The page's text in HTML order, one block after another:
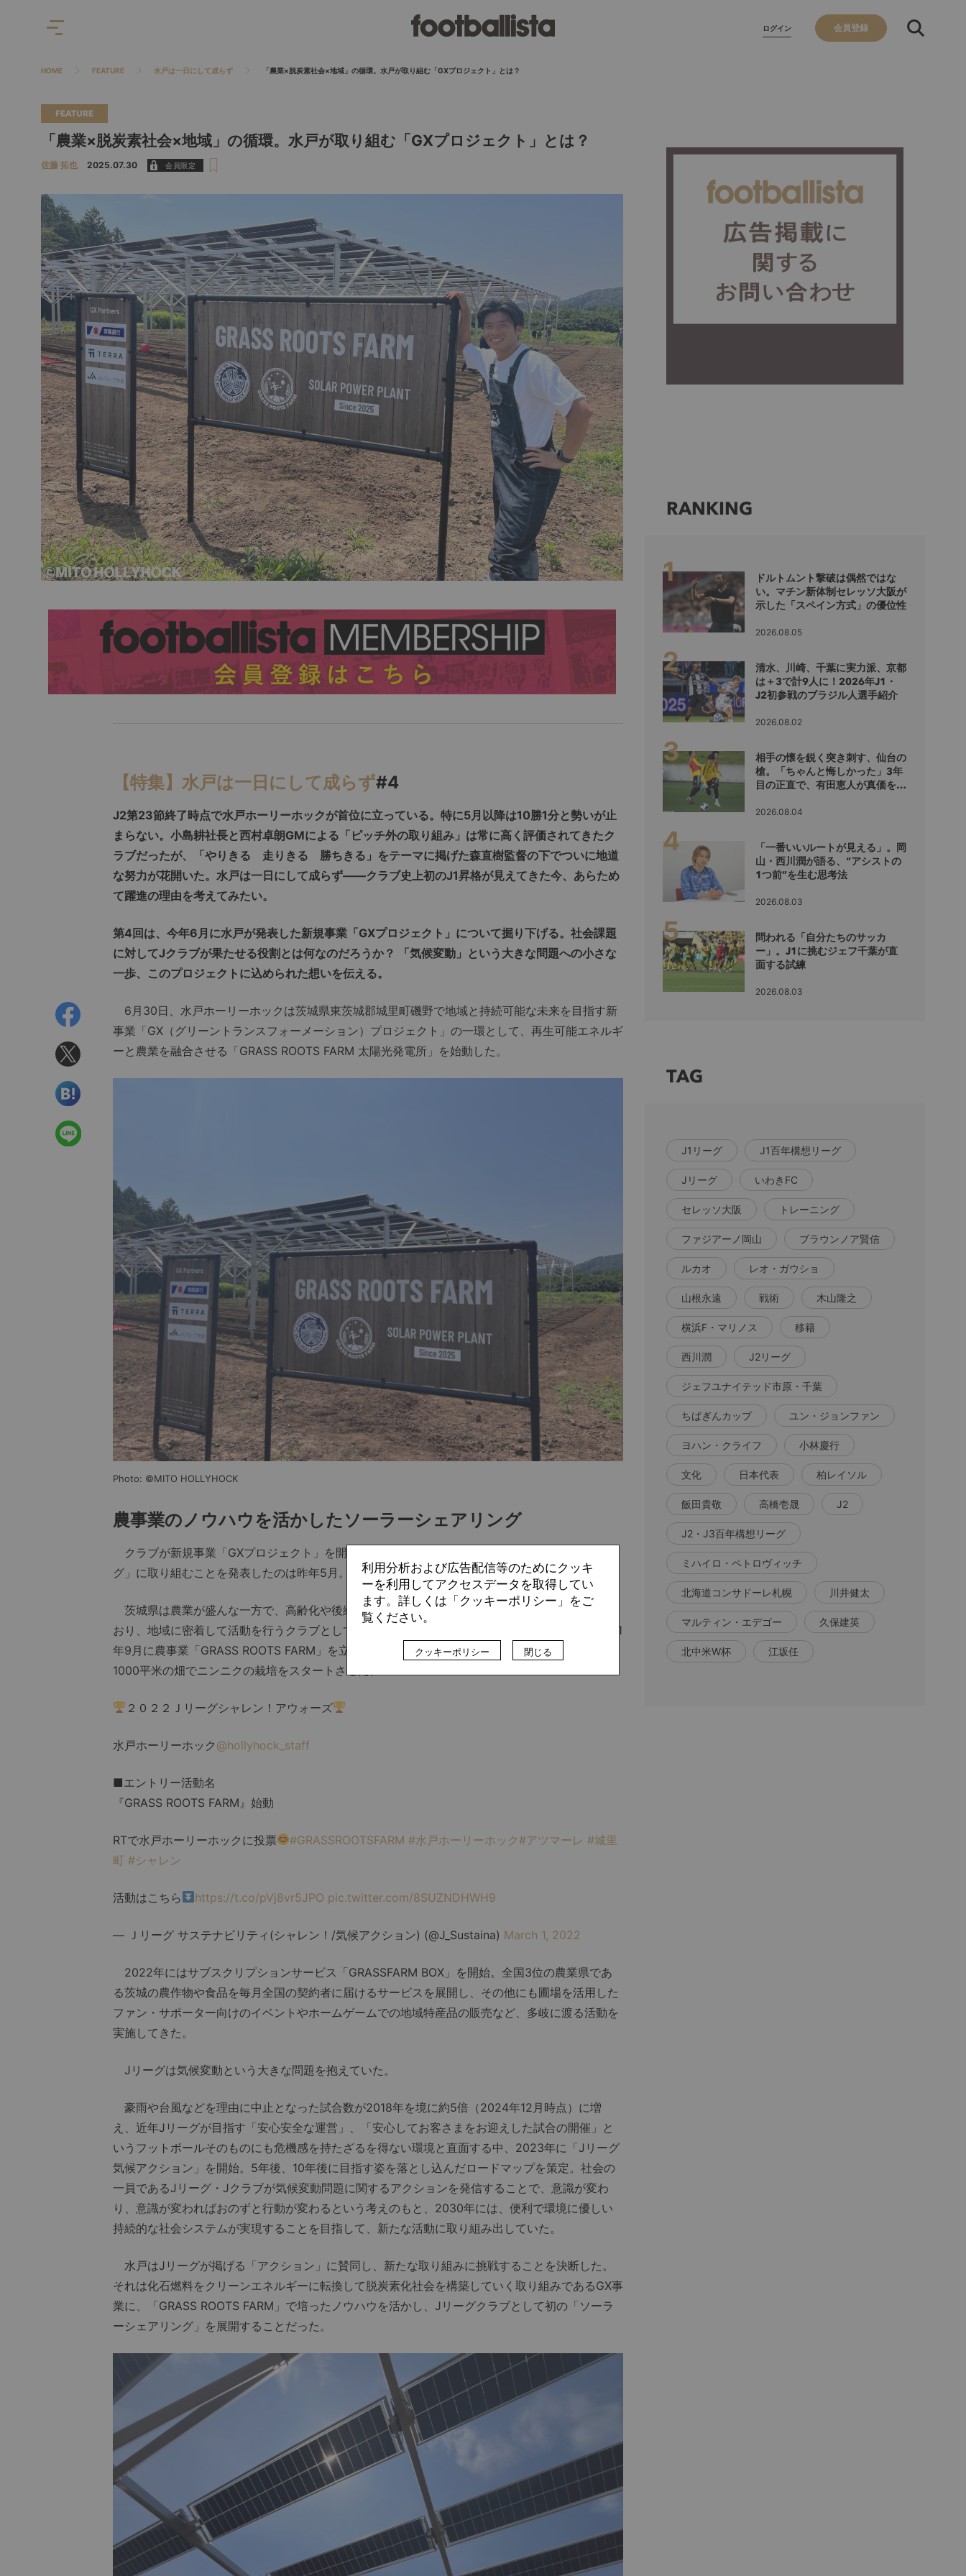
ログイン 会員登録
HOME FEATURE 水戸は一日にして成らず 「農業×脱炭素社会×地域」の循環。水戸が取り組む「GXプロジェクト」とは？
FEATURE
「農業×脱炭素社会×地域」の循環。水戸が取り組む「GXプロジェクト」とは？
佐藤 拓也 2025.07.30
【特集】水戸は一日にして成らず#4
J2第23節終了時点で水戸ホーリーホックが首位に立っている。特に5月以降は10勝1分と勢いが止
まらない。小島耕社長と西村卓朗GMによる「ピッチ外の取り組み」は常に高く評価されてきたク
ラブだったが、「やりきる 走りきる 勝ちきる」をテーマに掲げた森直樹監督の下でついに地道
な努力が花開いた。水戸は一日にして成らず――クラブ史上初のJ1昇格が見えてきた今、あらため
て躍進の理由を考えてみたい。
第4回は、今年6月に水戸が発表した新規事業「GXプロジェクト」について掘り下げる。社会課題
に対してJクラブが果たせる役割とは何なのだろうか？ 「気候変動」という大きな問題への小さな
一歩、このプロジェクトに込められた想いを伝える。
6月30日、水戸ホーリーホックは茨城県東茨城郡城里町磯野で地域と持続可能な未来を目指す新
事業「GX（グリーントランスフォーメーション）プロジェクト」の一環として、再生可能エネルギ
ーと農業を融合させる「GRASS ROOTS FARM 太陽光発電所」を始動した。
Photo: ©MITO HOLLYHOCK
農事業のノウハウを活かしたソーラーシェアリング
クラブが新規事業「GXプロジェクト」を開始し、Jリーグクラブ初となる「ソーラーシェアリン
グ」に取り組むことを発表したのは昨年5月。
茨城県は農業が盛んな一方で、高齢化や後継者不足による耕作放棄地の増加という課題も抱えて
おり、地域に密着して活動を行うクラブとして、農業を広め、農業の良さを伝えていくために2021
年9月に農事業「GRASS ROOTS FARM」を立ち上げた。そして、ホームタウンである城里町の約
1000平米の畑でニンニクの栽培をスタートさせた。
２０２２Ｊリーグシャレン！アウォーズ
水戸ホーリーホック @hollyhock_staff
■エントリー活動名
『GRASS ROOTS FARM』始動
RTで水戸ホーリーホックに投票 #GRASSROOTSFARM #水戸ホーリーホック#アツマーレ #城里
町 #シャレン
活動はこちら https://t.co/pVj8vr5JPO pic.twitter.com/8SUZNDHWH9
— Ｊリーグ サステナビリティ(シャレン！/気候アクション) (@J_Sustaina) March 1, 2022
2022年にはサブスクリプションサービス「GRASSFARM BOX」を開始。全国3位の農業県であ
る茨城の農作物や食品を毎月全国の契約者に届けるサービスを展開し、その他にも圃場を活用した
ファン・サポーター向けのイベントやホームゲームでの地域特産品の販売など、多岐に渡る活動を
実施してきた。
Jリーグは気候変動という大きな問題を抱えていた。
豪雨や台風などを理由に中止となった試合数が2018年を境に約5倍（2024年12月時点）に増
え、近年Jリーグが目指す「安心安全な運営」、「安心してお客さまをお迎えした試合の開催」と
いうフットボールそのものにも危機感を持たざるを得ない環境と直面する中、2023年に「Jリーグ
気候アクション」を開始。5年後、10年後に目指す姿を落とし込んだロードマップを策定。社会の
一員であるJリーグ・Jクラブが気候変動問題に関するアクションを発信することで、意識が変わ
り、意識が変わればおのずと行動が変わるという考えのもと、2030年には、便利で環境に優しい
持続的な社会システムが実現することを目指して、新たな活動に取り組み出していた。
水戸はJリーグが掲げる「アクション」に賛同し、新たな取り組みに挑戦することを決断した。
それは化石燃料をクリーンエネルギーに転換して脱炭素化社会を構築していく取り組みであるGX事
業に、「GRASS ROOTS FARM」で培ったノウハウを活かし、Jリーグクラブとして初の「ソーラ
ーシェアリング」を展開することだった。
RANKING
ドルトムント撃破は偶然ではな
い。マチン新体制セレッソ大阪が
示した「スペイン方式」の優位性
2026.08.05
清水、川崎、千葉に実力派、京都
は＋3で計9人に！2026年J1・
J2初参戦のブラジル人選手紹介
2026.08.02
相手の懐を鋭く突き刺す、仙台の
槍。「ちゃんと悔しかった」3年
目の正直で、有田恵人が真価を示
2026.08.04
「一番いいルートが見える」。岡
山・西川潤が語る、“アシストの
1つ前”を生む思考法
2026.08.03
問われる「自分たちのサッカ
ー」。J1に挑むジェフ千葉が直
面する試練
2026.08.03
TAG
J1リーグ J1百年構想リーグ
Jリーグ いわきFC
セレッソ大阪 トレーニング
ファジアーノ岡山 ブラウンノア賢信
ルカオ レオ・ガウショ
山根永遠 戦術 木山隆之
横浜F・マリノス 移籍
西川潤 J2リーグ
ジェフユナイテッド市原・千葉
ちばぎんカップ ユン・ジョンファン
ヨハン・クライフ 小林慶行
文化 日本代表 柏レイソル
飯田貴敬 高橋壱晟 J2
J2・J3百年構想リーグ
ミハイロ・ペトロヴィッチ
北海道コンサドーレ札幌 川井健太
マルティン・エデゴー 久保建英
北中米W杯 江坂任
利用分析および広告配信等のためにクッキ
ーを利用してアクセスデータを取得してい
ます。詳しくは「クッキーポリシー」をご
覧ください。
クッキーポリシー 閉じる